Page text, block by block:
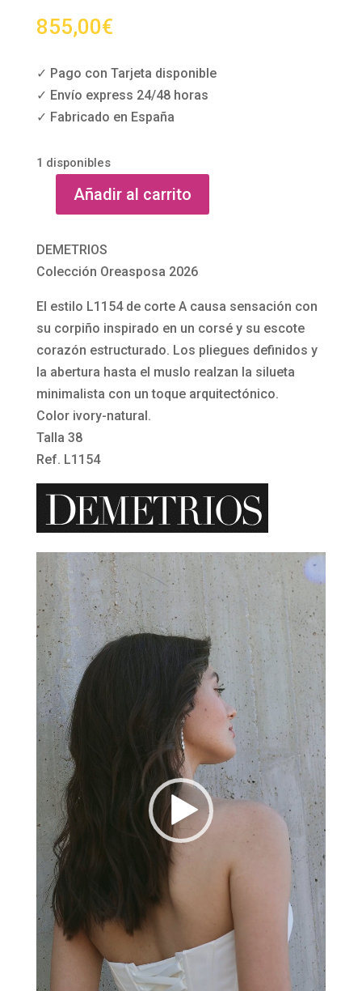
855,00€
✓ Pago con Tarjeta disponible
✓ Envío express 24/48 horas
✓ Fabricado en España
1 disponibles
Vestido
novia
corte
clásico
en
satén
L1154
de
Demetrios
Bridal
cantidad
Añadir al carrito
DEMETRIOS
Colección Oreasposa 2026
El estilo L1154 de corte A causa sensación con
su corpiño inspirado en un corsé y su escote
corazón estructurado. Los pliegues definidos y
la abertura hasta el muslo realzan la silueta
minimalista con un toque arquitectónico.
Color ivory-natural.
Talla 38
Ref. L1154
Reproductor
de
vídeo